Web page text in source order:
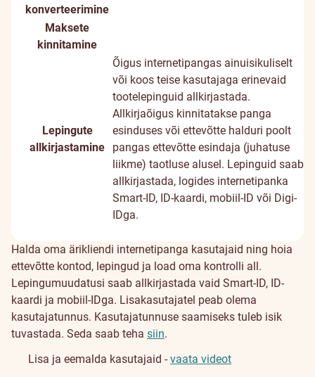
konverteerimine
Maksete
kinnitamine
Lepingute
allkirjastamine
Õigus internetipangas ainuisikuliselt
või koos teise kasutajaga erinevaid
tootelepinguid allkirjastada.
Allkirjaõigus kinnitatakse panga
esinduses või ettevõtte halduri poolt
pangas ettevõtte esindaja (juhatuse
liikme) taotluse alusel. Lepinguid saab
allkirjastada, logides internetipanka
Smart-ID, ID-kaardi, mobiil-ID või Digi-
IDga.
Halda oma ärikliendi internetipanga kasutajaid ning hoia
ettevõtte kontod, lepingud ja load oma kontrolli all.
Lepingumuudatusi saab allkirjastada vaid Smart-ID, ID-
kaardi ja mobiil-IDga. Lisakasutajatel peab olema
kasutajatunnus. Kasutajatunnuse saamiseks tuleb isik
tuvastada. Seda saab teha siin.
Lisa ja eemalda kasutajaid - vaata videot